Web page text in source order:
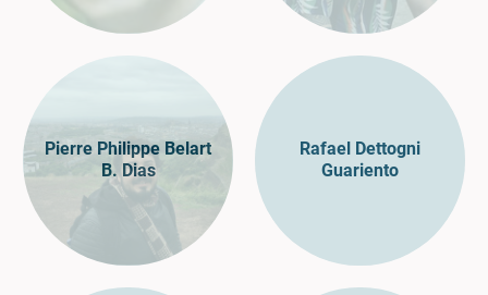
Pierre Philippe Belart
B. Dias
Rafael Dettogni
Guariento